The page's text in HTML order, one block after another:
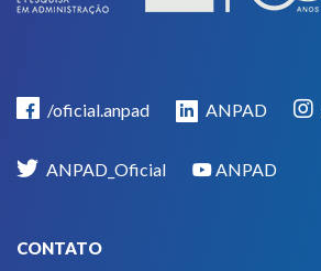
/oficial.anpad ANPAD
ANPAD_Oficial ANPAD
CONTATO